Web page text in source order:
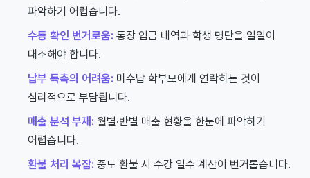
파악하기 어렵습니다.
수동 확인 번거로움: 통장 입금 내역과 학생 명단을 일일이
대조해야 합니다.
납부 독촉의 어려움: 미수납 학부모에게 연락하는 것이
심리적으로 부담됩니다.
매출 분석 부재: 월별·반별 매출 현황을 한눈에 파악하기
어렵습니다.
환불 처리 복잡: 중도 환불 시 수강 일수 계산이 번거롭습니다.